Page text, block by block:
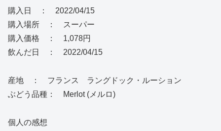
購入日 ： 2022/04/15
購入場所 ： スーパー
購入価格 ： 1,078円
飲んだ日 ： 2022/04/15
産地 ： フランス ラングドック・ルーション
ぶどう品種： Merlot (メルロ)
個人の感想